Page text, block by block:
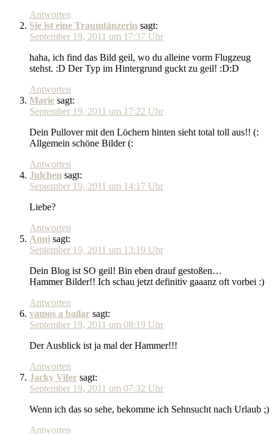
Antworten
Sie ist eine Traumtänzerin sagt:
September 19, 2011 um 17:37 Uhr
haha, ich find das Bild geil, wo du alleine vorm Flugzeug
stehst. :D Der Typ im Hintergrund guckt zu geil! :D:D
Antworten
Marie sagt:
September 19, 2011 um 17:22 Uhr
Dein Pullover mit den Löchern hinten sieht total toll aus!! (:
Allgemein schöne Bilder (:
Antworten
Julchen sagt:
September 19, 2011 um 14:17 Uhr
Liebe?
Antworten
Anni sagt:
September 19, 2011 um 13:19 Uhr
Dein Blog ist SO geil! Bin eben drauf gestoßen…
Hammer Bilder!! Ich schau jetzt definitiv gaaanz oft vorbei :)
Antworten
vamos a bailar sagt:
September 19, 2011 um 08:19 Uhr
Der Ausblick ist ja mal der Hammer!!!
Antworten
Jacky Vifer sagt:
September 19, 2011 um 07:32 Uhr
Wenn ich das so sehe, bekomme ich Sehnsucht nach Urlaub ;)
Antworten